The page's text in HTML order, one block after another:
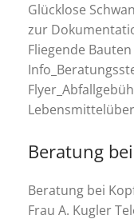
Glücklose
zur
Fliegende Bauten
Beratung
Beratung bei
Frau A. Kugler